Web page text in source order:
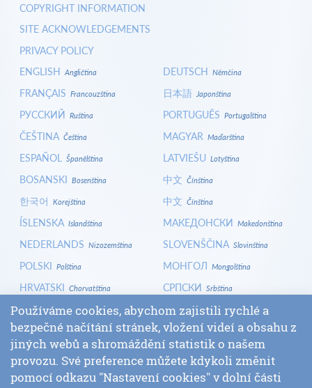
COPYRIGHT INFORMATION
SITE ACKNOWLEDGEMENTS
PRIVACY POLICY
ENGLISH Angličtina
FRANÇAIS Francouzština
РУССКИЙ Ruština
ČEŠTINA Čeština
ESPAÑOL Španělština
BOSANSKI Bosenština
한국어 Korejština
ÍSLENSKA Islandština
NEDERLANDS Nizozemština
POLSKI Polština
HRVATSKI Chorvatština
ITALIANOItalština
БЪЛГАРСКИBulharština
DEUTSCH Němčina
日本語 Japonština
PORTUGUÊS Portugalština
MAGYAR Maďarština
LATVIEŠU Lotyština
中文 Čínština
中文 Čínština
МАКЕДОНСКИ Makedonština
SLOVENŠČINA Slovinština
МОНГОЛ Mongolština
СРПСКИ Srbština
বাংলাBengálština
SLOVENČINASlovenština
LOGIN
Používáme cookies, abychom zajistili rychlé a
bezpečné načítání stránek, vložení videí a obsahu z
jiných webů a shromáždění statistik o našem
provozu. Své preference můžete kdykoli změnit
pomocí odkazu "Nastavení cookies" v dolní části